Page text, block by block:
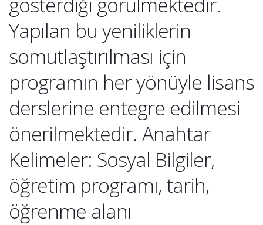
Yapılan bu yeniliklerin
somutlaştırılması için
programın her yönüyle lisans
derslerine entegre edilmesi
önerilmektedir. Anahtar
Kelimeler: Sosyal Bilgiler,
öğretim programı, tarih,
öğrenme alanı